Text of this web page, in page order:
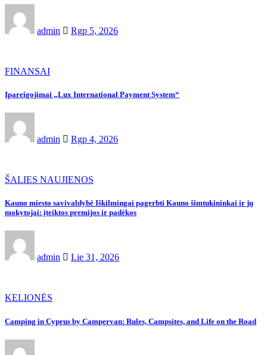
admin Rgp 5, 2026
FINANSAI
Įpareigojimai „Lux International Payment System“
admin Rgp 4, 2026
ŠALIES NAUJIENOS
Kauno miesto savivaldybė Iškilmingai pagerbti Kauno šimtukininkai ir jų
mokytojai: įteiktos premijos ir padėkos
admin Lie 31, 2026
KELIONĖS
Camping in Cyprus by Campervan: Rules, Campsites, and Life on the Road